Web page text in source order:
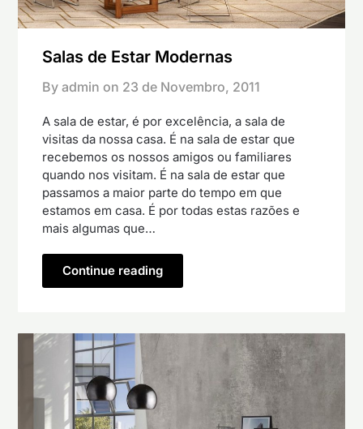
Salas de Estar Modernas
By admin on 23 de Novembro, 2011
A sala de estar, é por excelência, a sala de
visitas da nossa casa. É na sala de estar que
recebemos os nossos amigos ou familiares
quando nos visitam. É na sala de estar que
passamos a maior parte do tempo em que
estamos em casa. É por todas estas razões e
mais algumas que…
Continue reading